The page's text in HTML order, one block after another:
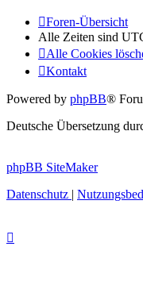
Foren-Übersicht
Alle Zeiten sind
Alle Cookies
Kontakt
Powered by phpBB®
Deutsche Übersetzung
phpBB SiteMaker
Datenschutz |